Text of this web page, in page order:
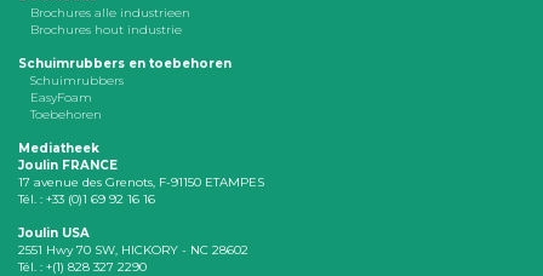
Brochures alle industrieen
Brochures hout industrie
Schuimrubbers en toebehoren
Schuimrubbers
EasyFoam
Toebehoren
Mediatheek
Joulin FRANCE
17 avenue des Grenots, F-91150 ETAMPES
Tél. : +33 (0)1 69 92 16 16
Joulin USA
2551 Hwy 70 SW, HICKORY - NC 28602
Tél. : +(1) 828 327 2290